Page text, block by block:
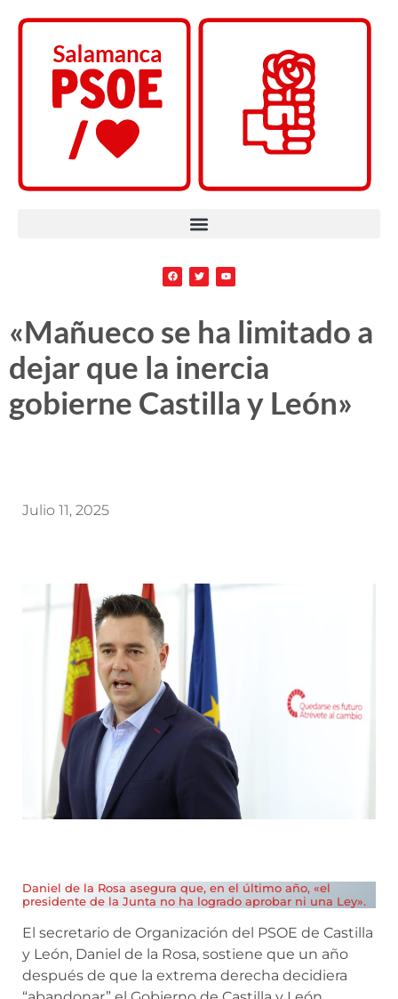
«Mañueco se ha limitado a
dejar que la inercia
gobierne Castilla y León»
Julio 11, 2025
Daniel de la Rosa asegura que, en el último año, «el
presidente de la Junta no ha logrado aprobar ni una Ley».
El secretario de Organización del PSOE de Castilla
y León, Daniel de la Rosa, sostiene que un año
después de que la extrema derecha decidiera